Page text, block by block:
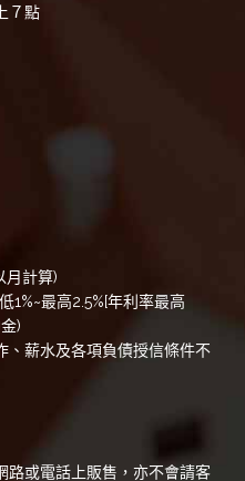
７點
月計算)
1%~最高2.5%[年利率最高
金)
、薪水及各項負債授信條件不
路或電話上販售，亦不會請客